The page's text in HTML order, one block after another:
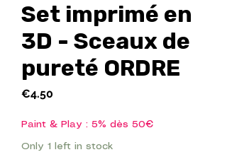
Set imprimé en
3D - Sceaux de
pureté ORDRE
€4.50
Paint & Play : 5% dès 50€
Only 1 left in stock